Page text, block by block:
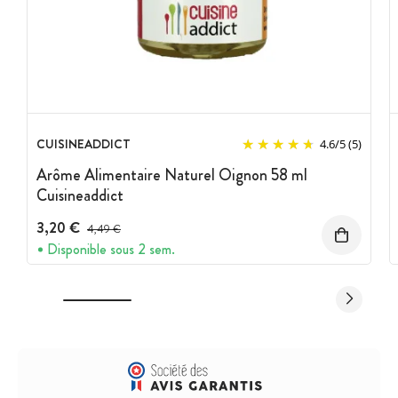
CUISINEADDICT 4.6/5(5)
Arôme Alimentaire Naturel Oignon 58 ml
Cuisineaddict
3,20 € Prix avant réduction :
4,49 €
Disponible sous 2 sem.